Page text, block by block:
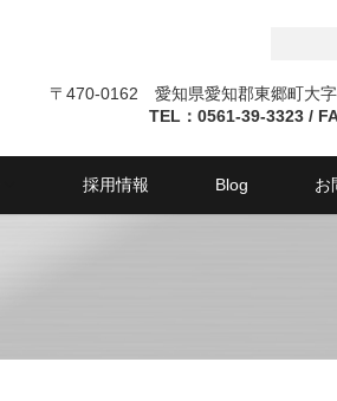
〒470-0162 愛知県愛知郡東郷町大
TEL：0561-39-3323 /
採用情報 Blog お